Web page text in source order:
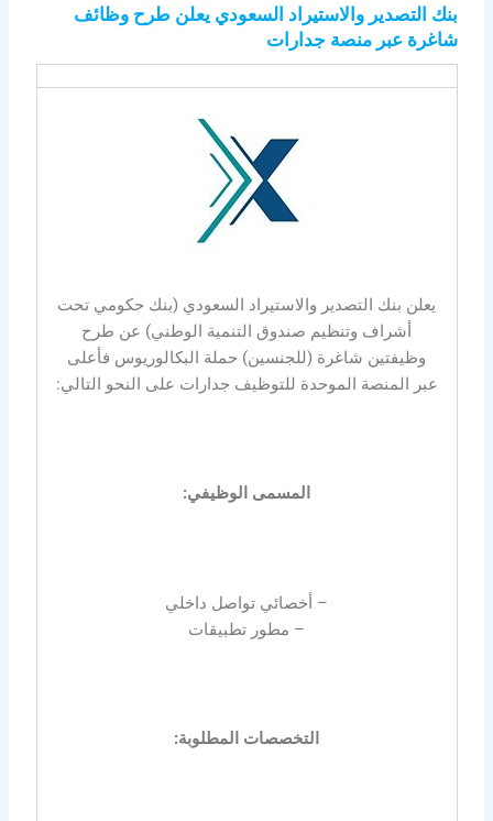
بنك التصدير والاستيراد السعودي يعلن طرح وظائف
شاغرة عبر منصة جدارات
يعلن بنك التصدير والاستيراد السعودي (بنك حكومي تحت
أشراف وتنظيم صندوق التنمية الوطني) عن طرح
وظيفتين شاغرة (للجنسين) حملة البكالوريوس فأعلى
عبر المنصة الموحدة للتوظيف جدارات على النحو التالي:
المسمى الوظيفي:
– أخصائي تواصل داخلي
– مطور تطبيقات
التخصصات المطلوبة: